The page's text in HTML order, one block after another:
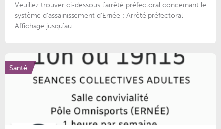
Veuillez trouver ci-dessous l’arrêté préfectoral concernant le
système d'assainissement d'Ernée : Arrêté préfectoral
Affichage jusqu'au...
Santé